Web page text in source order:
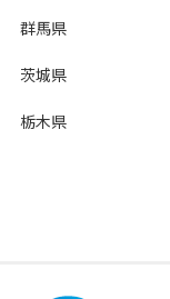
群馬県
茨城県
栃木県